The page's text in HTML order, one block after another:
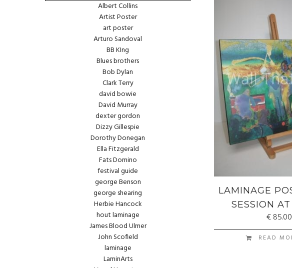
LAMINAGE
SESSION
€85.00
READ
Albert Collins
Artist Poster
art poster
Arturo Sandoval
BB KIng
Blues brothers
Bob Dylan
Clark Terry
david bowie
David Murray
dexter gordon
Dizzy Gillespie
Dorothy Donegan
Ella Fitzgerald
Fats Domino
festival guide
george Benson
george shearing
Herbie Hancock
hout laminage
James Blood Ulmer
John Scofield
laminage
LaminArts